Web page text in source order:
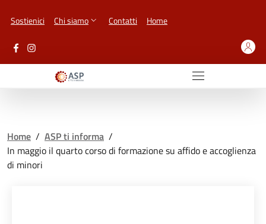
Sostienici Chi siamo Contatti Home
Home / ASP ti informa /
In maggio il quarto corso di formazione su affido e accoglienza
di minori